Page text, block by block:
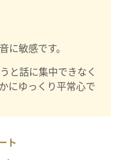
に敏感です。
と話に集中できなく
にゆっくり平常心で
ト